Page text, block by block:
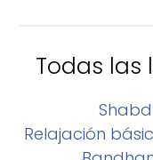
Todas las
Shabd
Relajación